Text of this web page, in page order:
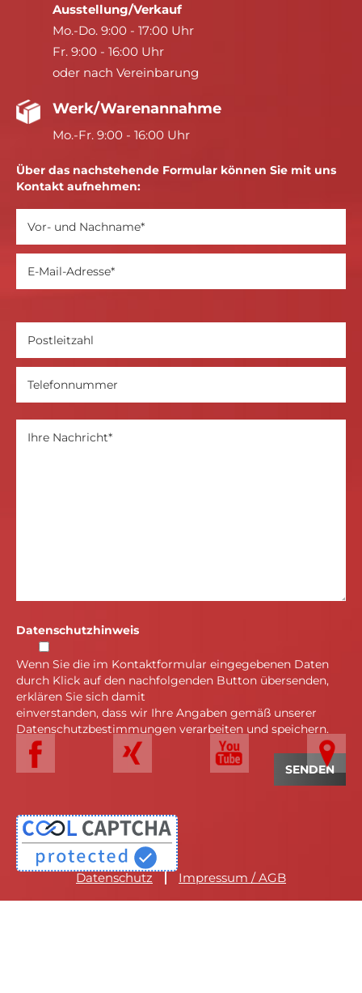
Ausstellung/Verkauf
Mo.-Do. 9:00 - 17:00 Uhr
Fr. 9:00 - 16:00 Uhr
oder nach Vereinbarung
Werk/Warenannahme
Mo.-Fr. 9:00 - 16:00 Uhr
Über das nachstehende Formular können Sie mit uns
Kontakt aufnehmen:
Datenschutzhinweis
Wenn Sie die im Kontaktformular eingegebenen Daten
durch Klick auf den nachfolgenden Button übersenden,
erklären Sie sich damit
einverstanden, dass wir Ihre Angaben gemäß unserer
Datenschutzbestimmungen verarbeiten und speichern.
Datenschutz Impressum / AGB